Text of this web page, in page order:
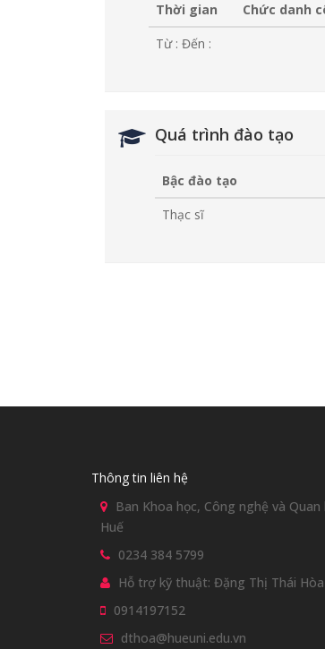
Thời gian Chức danh
Từ : Đến :
Quá trình đào tạo
Bậc đào tạo
Thạc sĩ
Thông tin liên hệ
Ban Khoa học, Công nghệ và
Huế
0234 384 5799
Hỗ trợ kỹ thuật: Đặng Thị Thái Hòa
0914197152
dthoa@hueuni.edu.vn